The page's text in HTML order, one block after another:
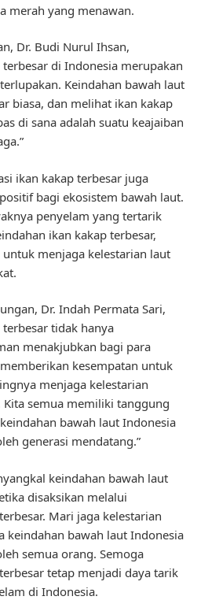
merah yang menawan.
Dr. Budi Nurul Ihsan,
terbesar di Indonesia merupakan
Keindahan bawah laut
biasa, dan melihat ikan kakap
di sana adalah suatu keajaiban
ikan kakap terbesar juga
bagi ekosistem bawah laut.
penyelam yang tertarik
ikan kakap terbesar,
menjaga kelestarian laut
Dr. Indah Permata Sari,
terbesar tidak hanya
menakjubkan bagi para
kesempatan untuk
menjaga kelestarian
semua memiliki tanggung
bawah laut Indonesia
generasi mendatang.”
keindahan bawah laut
disaksikan melalui
Mari jaga kelestarian
keindahan bawah laut Indonesia
semua orang. Semoga
tetap menjadi daya tarik
di Indonesia.